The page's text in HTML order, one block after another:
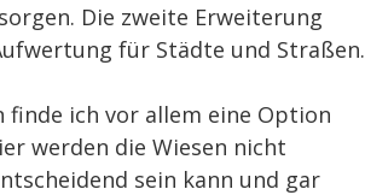
Die zweite Erweiterung
für Städte und Straßen.
finde ich vor allem eine Option
werden die Wiesen nicht
sein kann und gar